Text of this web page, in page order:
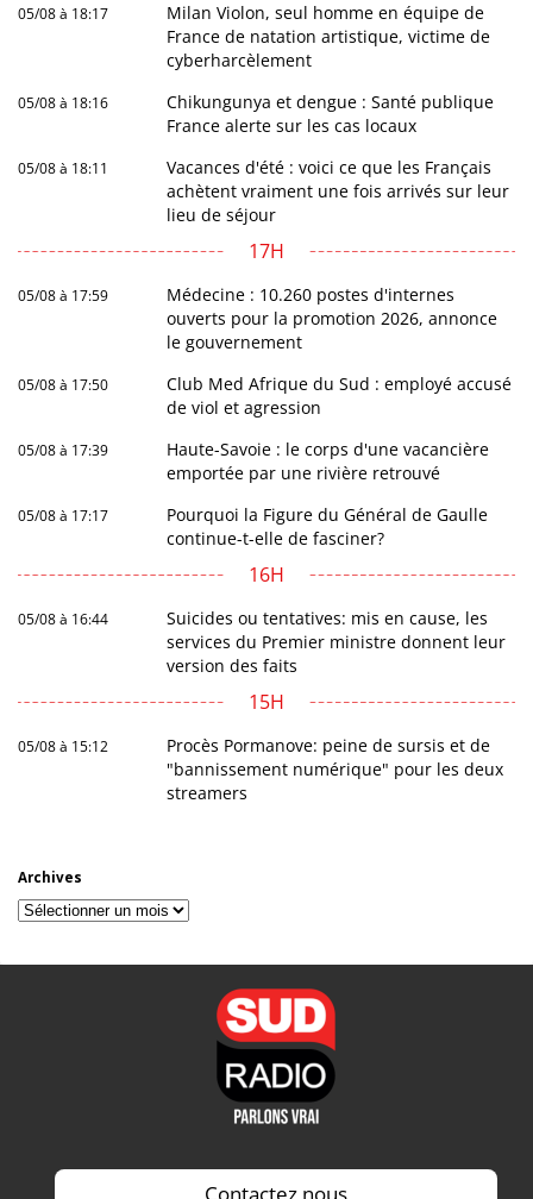
05/08 à 18:17
Milan Violon, seul homme en équipe de
France de natation artistique, victime de
cyberharcèlement
05/08 à 18:16
Chikungunya et dengue : Santé publique
France alerte sur les cas locaux
05/08 à 18:11
Vacances d'été : voici ce que les Français
achètent vraiment une fois arrivés sur leur
lieu de séjour
17H
05/08 à 17:59
Médecine : 10.260 postes d'internes
ouverts pour la promotion 2026, annonce
le gouvernement
05/08 à 17:50
Club Med Afrique du Sud : employé accusé
de viol et agression
05/08 à 17:39
Haute-Savoie : le corps d'une vacancière
emportée par une rivière retrouvé
05/08 à 17:17
Pourquoi la Figure du Général de Gaulle
continue-t-elle de fasciner?
16H
05/08 à 16:44
Suicides ou tentatives: mis en cause, les
services du Premier ministre donnent leur
version des faits
15H
05/08 à 15:12
Procès Pormanove: peine de sursis et de
"bannissement numérique" pour les deux
streamers
Archives
Archives